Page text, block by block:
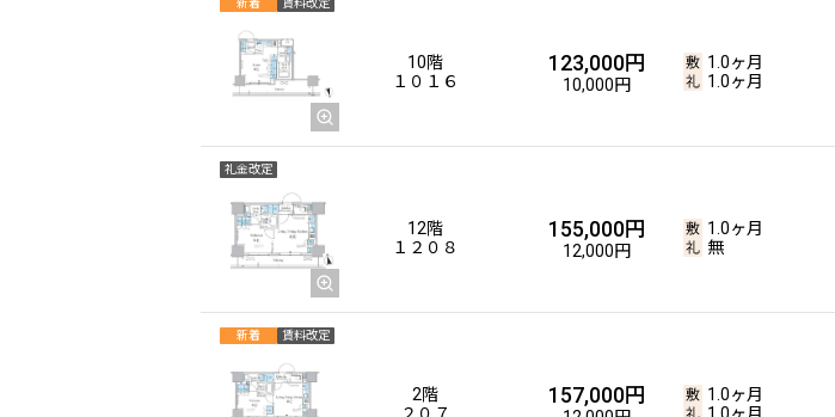
新着 賃料改定
10階
１０１６
123,000円
10,000円
1.0ヶ月
1.0ヶ月
礼金改定
12階
１２０８
155,000円
12,000円
1.0ヶ月
無
新着 賃料改定
2階
157,000円
1.0ヶ月